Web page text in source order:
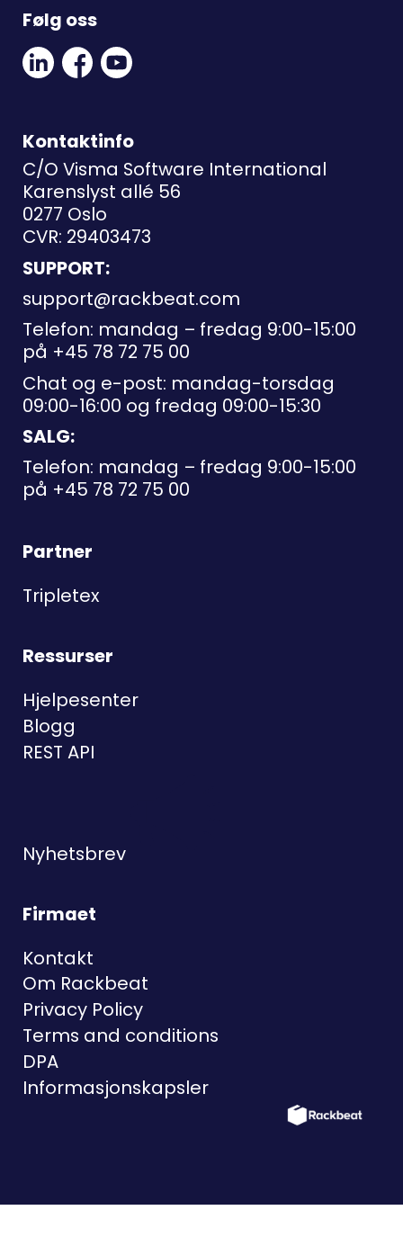
Følg oss
Linkedin
Social
Link
Facebook
Social
Link
Youtube
Link
Kontaktinfo
C/O Visma Software International
Karenslyst allé 56
0277 Oslo
CVR: 29403473
SUPPORT:
support@rackbeat.com
Telefon: mandag – fredag 9:00-15:00
på +45 78 72 75 00
Chat og e-post: mandag-torsdag
09:00-16:00 og fredag 09:00-15:30
SALG:
Telefon: mandag – fredag 9:00-15:00
på +45 78 72 75 00
Partner
Tripletex
Ressurser
Hjelpesenter
Blogg
REST API
Nyhetsbrev
Firmaet
Kontakt
Om Rackbeat
Privacy Policy
Terms and conditions
DPA
Informasjonskapsler